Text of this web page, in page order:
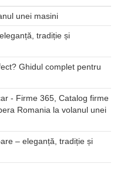
unei masini
tradiție și
Ghidul complet pentru
- Firme 365, Catalog firme
Romania la volanul unei
– eleganță, tradiție și